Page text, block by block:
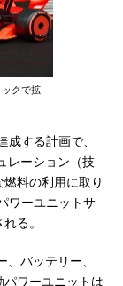
クで拡
する計画で、
レーション（技
料の利用に取り
ワーユニットサ
る。
バッテリー、
ワーユニットは